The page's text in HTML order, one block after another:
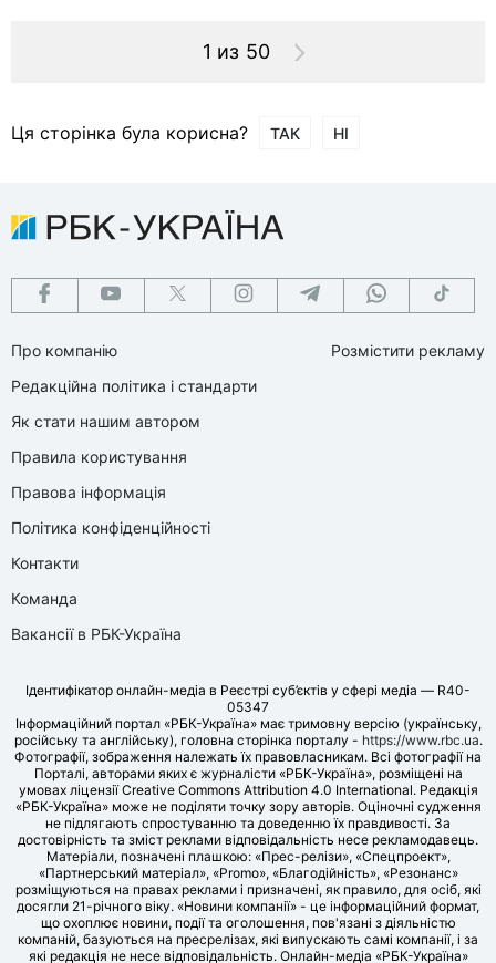
1 из 50
Ця сторінка була корисна? ТАК НІ
Про компанію
Редакційна політика і стандарти
Як стати нашим автором
Правила користування
Правова інформація
Політика конфіденційності
Контакти
Команда
Вакансії в РБК-Україна
Розмістити рекламу
Ідентифікатор онлайн-медіа в Реєстрі суб’єктів у сфері медіа — R40-
05347
Інформаційний портал «РБК-Україна» має тримовну версію (українську,
російську та англійську), головна сторінка порталу - https://www.rbc.ua.
Фотографії, зображення належать їх правовласникам. Всі фотографії на
Порталі, авторами яких є журналісти «РБК-Україна», розміщені на
умовах ліцензії Creative Commons Attribution 4.0 International. Редакція
«РБК-Україна» може не поділяти точку зору авторів. Оціночні судження
не підлягають спростуванню та доведенню їх правдивості. За
достовірність та зміст реклами відповідальність несе рекламодавець.
Матеріали, позначені плашкою: «Прес-релізи», «Спецпроект»,
«Партнерський матеріал», «Promo», «Благодійність», «Резонанс»
розміщуються на правах реклами і призначені, як правило, для осіб, які
досягли 21-річного віку. «Новини компанії» - це інформаційний формат,
що охоплює новини, події та оголошення, пов'язані з діяльністю
компаній, базуються на пресрелізах, які випускають самі компанії, і за
які редакція не несе відповідальність. Онлайн-медіа «РБК-Україна»